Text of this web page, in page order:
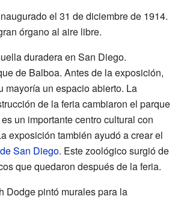
el 31 de diciembre de 1914.
órgano al aire libre.
duradera en San Diego.
de Balboa. Antes de la exposición,
mayoría un espacio abierto. La
de la feria cambiaron el parque
un importante centro cultural con
exposición también ayudó a crear el
San Diego. Este zoológico surgió de
que quedaron después de la feria.
Dodge pintó murales para la